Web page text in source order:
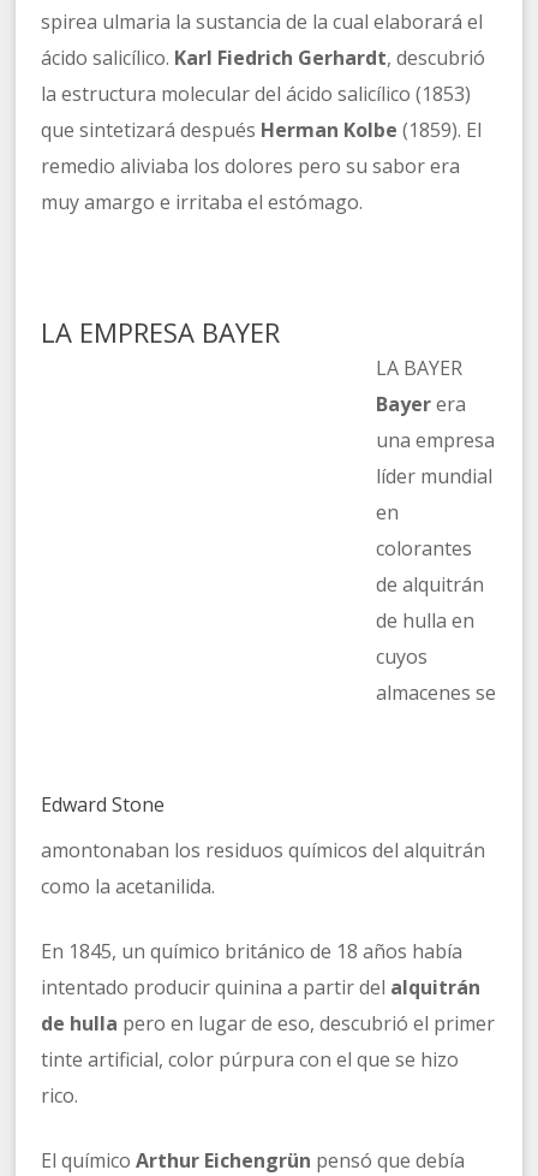
spirea ulmaria la sustancia de la cual elaborará el
ácido salicílico. Karl Fiedrich Gerhardt, descubrió
la estructura molecular del ácido salicílico (1853)
que sintetizará después Herman Kolbe (1859). El
remedio aliviaba los dolores pero su sabor era
muy amargo e irritaba el estómago.
LA EMPRESA BAYER
Edward Stone
LA BAYER
Bayerera
una empresa
líder mundial
en
colorantes
de alquitrán
de hulla en
cuyos
almacenes se
amontonaban los residuos químicos del alquitrán
como la acetanilida.
En 1845, un químico británico de 18 años había
intentado producir quinina a partir del alquitrán
de hulla pero en lugar de eso, descubrió el primer
tinte artificial, color púrpura con el que se hizo
rico.
El químicoArthur Eichengrün pensó que debía